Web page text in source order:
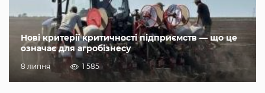
Нові критерії критичності підприємств — що це
означає для агробізнесу
8 липня 1 585